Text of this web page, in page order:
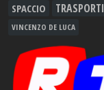
SPACCIO TRASPORTI
VINCENZO DE LUCA